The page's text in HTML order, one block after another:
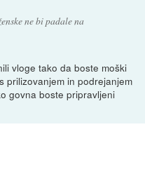
ne bi padale na
vloge tako da boste moški
prilizovanjem in podrejanjem
govna boste pripravljeni